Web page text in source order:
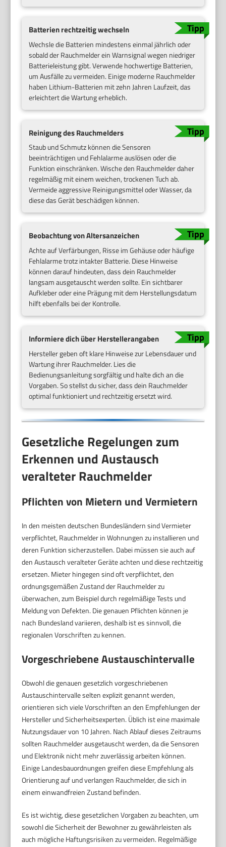
Batterien rechtzeitig wechseln
Wechsle die Batterien mindestens einmal jährlich oder
sobald der Rauchmelder ein Warnsignal wegen niedriger
Batterieleistung gibt. Verwende hochwertige Batterien,
um Ausfälle zu vermeiden. Einige moderne Rauchmelder
haben Lithium-Batterien mit zehn Jahren Laufzeit, das
erleichtert die Wartung erheblich.
Reinigung des Rauchmelders
Staub und Schmutz können die Sensoren
beeinträchtigen und Fehlalarme auslösen oder die
Funktion einschränken. Wische den Rauchmelder daher
regelmäßig mit einem weichen, trockenen Tuch ab.
Vermeide aggressive Reinigungsmittel oder Wasser, da
diese das Gerät beschädigen können.
Beobachtung von Altersanzeichen
Achte auf Verfärbungen, Risse im Gehäuse oder häufige
Fehlalarme trotz intakter Batterie. Diese Hinweise
können darauf hindeuten, dass dein Rauchmelder
langsam ausgetauscht werden sollte. Ein sichtbarer
Aufkleber oder eine Prägung mit dem Herstellungsdatum
hilft ebenfalls bei der Kontrolle.
Informiere dich über Herstellerangaben
Hersteller geben oft klare Hinweise zur Lebensdauer und
Wartung ihrer Rauchmelder. Lies die
Bedienungsanleitung sorgfältig und halte dich an die
Vorgaben. So stellst du sicher, dass dein Rauchmelder
optimal funktioniert und rechtzeitig ersetzt wird.
Gesetzliche Regelungen zum
Erkennen und Austausch
veralteter Rauchmelder
Pflichten von Mietern und Vermietern
In den meisten deutschen Bundesländern sind Vermieter
verpflichtet, Rauchmelder in Wohnungen zu installieren und
deren Funktion sicherzustellen. Dabei müssen sie auch auf
den Austausch veralteter Geräte achten und diese rechtzeitig
ersetzen. Mieter hingegen sind oft verpflichtet, den
ordnungsgemäßen Zustand der Rauchmelder zu
überwachen, zum Beispiel durch regelmäßige Tests und
Meldung von Defekten. Die genauen Pflichten können je
nach Bundesland variieren, deshalb ist es sinnvoll, die
regionalen Vorschriften zu kennen.
Vorgeschriebene Austauschintervalle
Obwohl die genauen gesetzlich vorgeschriebenen
Austauschintervalle selten explizit genannt werden,
orientieren sich viele Vorschriften an den Empfehlungen der
Hersteller und Sicherheitsexperten. Üblich ist eine maximale
Nutzungsdauer von 10 Jahren. Nach Ablauf dieses Zeitraums
sollten Rauchmelder ausgetauscht werden, da die Sensoren
und Elektronik nicht mehr zuverlässig arbeiten können.
Einige Landesbauordnungen greifen diese Empfehlung als
Orientierung auf und verlangen Rauchmelder, die sich in
einem einwandfreien Zustand befinden.
Es ist wichtig, diese gesetzlichen Vorgaben zu beachten, um
sowohl die Sicherheit der Bewohner zu gewährleisten als
auch mögliche Haftungsrisiken zu vermeiden. Regelmäßige